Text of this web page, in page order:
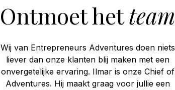
Ontmoet hetteam
Wij van Entrepreneurs Adventures doen niets
liever dan onze klanten blij maken met een
onvergetelijke ervaring. Ilmar is onze Chief of
Adventures. Hij maakt graag voor jullie een